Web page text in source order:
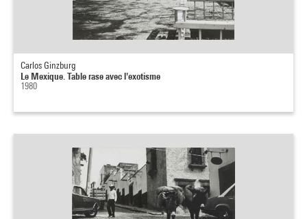
Carlos Ginzburg
Le Mexique. Table rase avec l'exotisme
1980